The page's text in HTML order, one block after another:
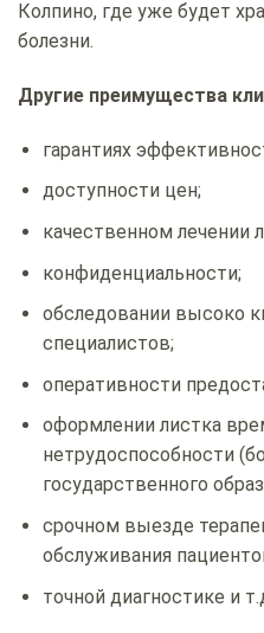
Колпино, где уже будет
болезни.
Другие преимущества
гарантиях
доступности цен;
качественном лечении
конфиденциальности;
обследовании высоко
специалистов;
оперативности
оформлении листка
нетрудоспособности
государственного
срочном выезде
обслуживания
точной диагностике и